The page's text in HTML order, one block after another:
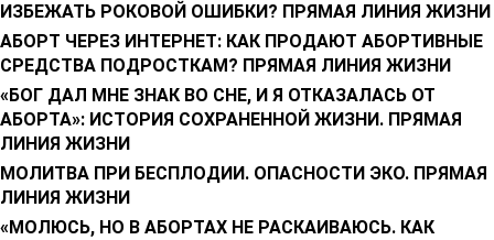
ИЗБЕЖАТЬ РОКОВОЙ ОШИБКИ? ПРЯМАЯ ЛИНИЯ ЖИЗНИ
АБОРТ ЧЕРЕЗ ИНТЕРНЕТ: КАК ПРОДАЮТ АБОРТИВНЫЕ
СРЕДСТВА ПОДРОСТКАМ? ПРЯМАЯ ЛИНИЯ ЖИЗНИ
«БОГ ДАЛ МНЕ ЗНАК ВО СНЕ, И Я ОТКАЗАЛАСЬ ОТ
АБОРТА»: ИСТОРИЯ СОХРАНЕННОЙ ЖИЗНИ. ПРЯМАЯ
ЛИНИЯ ЖИЗНИ
МОЛИТВА ПРИ БЕСПЛОДИИ. ОПАСНОСТИ ЭКО. ПРЯМАЯ
ЛИНИЯ ЖИЗНИ
«МОЛЮСЬ, НО В АБОРТАХ НЕ РАСКАИВАЮСЬ. КАК